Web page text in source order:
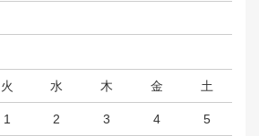
火 水 木 金 土
1 2 3 4 5